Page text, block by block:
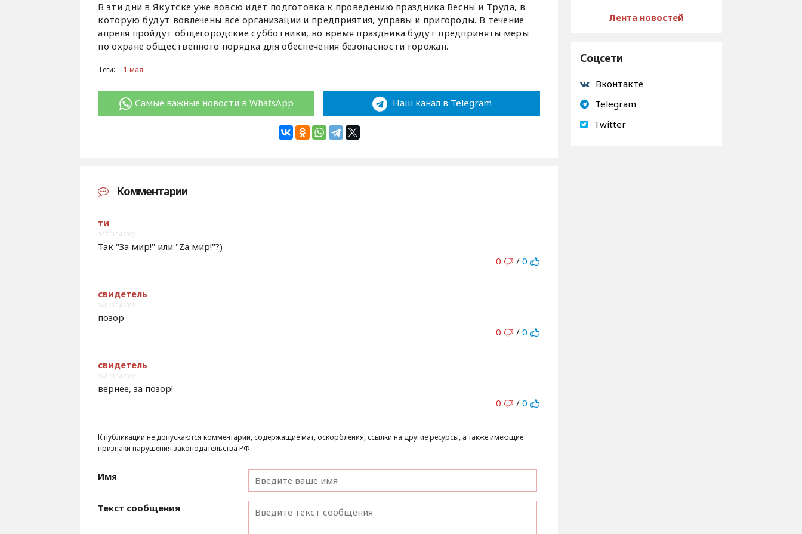
В эти дни в Якутске уже вовсю идет подготовка к проведению праздника Весны и Труда, в
которую будут вовлечены все организации и предприятия, управы и пригороды. В течение
апреля пройдут общегородские субботники, во время праздника будут предприняты меры
по охране общественного порядка для обеспечения безопасности горожан.
Теги: 1 мая
Самые важные новости в WhatsApp Наш канал в Telegram
Комментарии
ти
3:27 / 15.4.2022
Так "За мир!" или "Za мир!"?)
0
/ 0
свидетель
3:40 / 15.4.2022
позор
0
/ 0
свидетель
3:48 / 15.4.2022
вернее, за позор!
0
/ 0
К публикации не допускаются комментарии, содержащие мат, оскорбления, ссылки на другие ресурсы, а также имеющие
признаки нарушения законодательства РФ.
Имя
Текст сообщения
Лента новостей
Соцсети
Вконтакте
Telegram
Twitter